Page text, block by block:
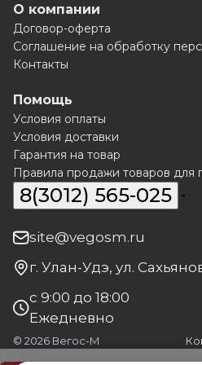
О компании
Договор-оферта
Соглашение на обработку
Контакты
Помощь
Условия оплаты
Условия доставки
Гарантия на товар
Правила продажи товаров для
8(3012) 565-025
site@vegosm.ru
г. Улан-Удэ, ул.
с 9:00 до 18:00
Ежедневно
© 2026 Вегос-М